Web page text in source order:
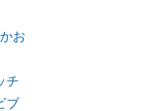
お
チ
ブ